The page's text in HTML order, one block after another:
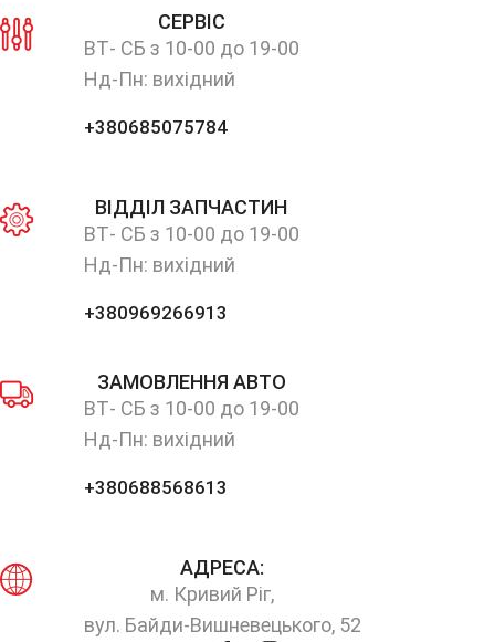
СЕРВІС
ВТ- СБ з 10-00 до 19-00
Нд-Пн: вихідний
+380685075784
ВІДДІЛ ЗАПЧАСТИН
ВТ- СБ з 10-00 до 19-00
Нд-Пн: вихідний
+380969266913
ЗАМОВЛЕННЯ АВТО
ВТ- СБ з 10-00 до 19-00
Нд-Пн: вихідний
+380688568613
АДРЕСА:
м. Кривий Ріг,
вул. Байди-Вишневецького, 52